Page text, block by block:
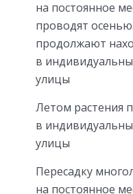
на постоянное
проводят
продолжают
в
улицы
Летом растения
в
улицы
Пересадку
на постоянное